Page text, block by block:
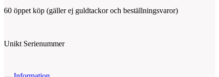
60 öppet köp (gäller ej guldtackor och beställningsvaror)
Unikt Serienummer